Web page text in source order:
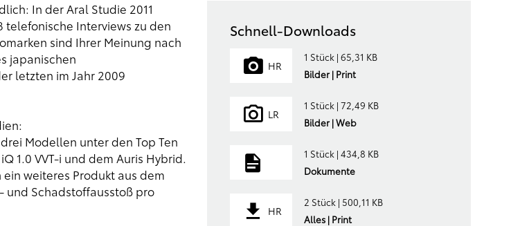
In derAral Studie 2011
telefonische Interviews zu den
sind Ihrer Meinung nach
japanischen
letzten im Jahr 2009
Modellen unter den Top Ten
1.0 VVT-i und dem Auris Hybrid.
weiteres Produkt aus dem
- und Schadstoffausstoß pro
Schnell-Downloads
HR
1 Stück | 65,31 KB
Bilder | Print
LR
1 Stück | 72,49 KB
Bilder | Web
1 Stück | 434,8 KB
Dokumente
HR
2 Stück | 500,11 KB
Alles | Print